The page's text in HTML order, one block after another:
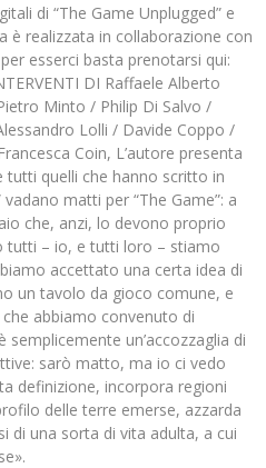
di “The Game Unplugged” e
è realizzata in collaborazione con
esserci basta prenotarsi qui:
DI Raffaele Alberto
Minto / Philip Di Salvo /
Lolli / Davide Coppo /
Coin, L’autore presenta
tutti quelli che hanno scritto in
matti per “The Game”: a
che, anzi, lo devono proprio
tutti – io, e tutti loro – stiamo
accettato una certa idea di
un tavolo da gioco comune, e
abbiamo convenuto di
un’accozzaglia di
sarò matto, ma io ci vedo
definizione, incorpora regioni
delle terre emerse, azzarda
di una sorta di vita adulta, a cui